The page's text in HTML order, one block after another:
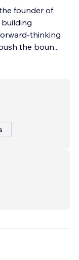
founder of
building
thinking
the boun...